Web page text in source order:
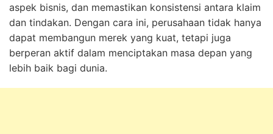
aspek bisnis, dan memastikan konsistensi antara klaim
dan tindakan. Dengan cara ini, perusahaan tidak hanya
dapat membangun merek yang kuat, tetapi juga
berperan aktif dalam menciptakan masa depan yang
lebih baik bagi dunia.